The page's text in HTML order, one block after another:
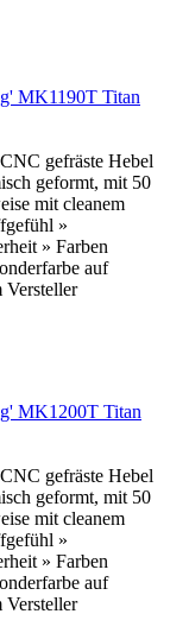
MK1190T Titan
gefräste Hebel
geformt, mit 50
mit cleanem
»
» Farben
auf
Versteller
MK1200T Titan
gefräste Hebel
geformt, mit 50
mit cleanem
»
» Farben
auf
Versteller